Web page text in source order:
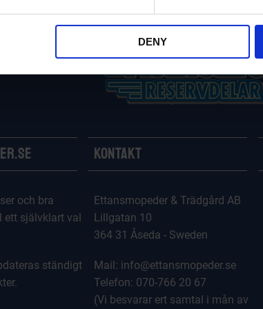
DENY
och bra
ett självklart val
ständigt
Kontakt
Ettansmopeder & Trädgård AB
Lillgatan 10
364 31 Åseda - Sweden
Mail: info@ettansmopeder.se
Telefon: 070-766 20 67
(Vi besvarar ert samtal i mån av